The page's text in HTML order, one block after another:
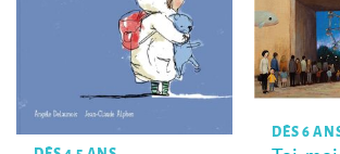
DÈS 6